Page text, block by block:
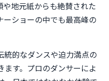
地元紙からも絶賛された
ーショーの中でも最高峰の
統的なダンスや迫力満点の
ます。プロのダンサーによ